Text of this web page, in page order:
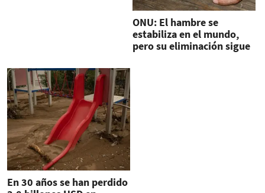
ONU: El hambre se
estabiliza en el mundo,
pero su eliminación sigue
En 30 años se han perdido